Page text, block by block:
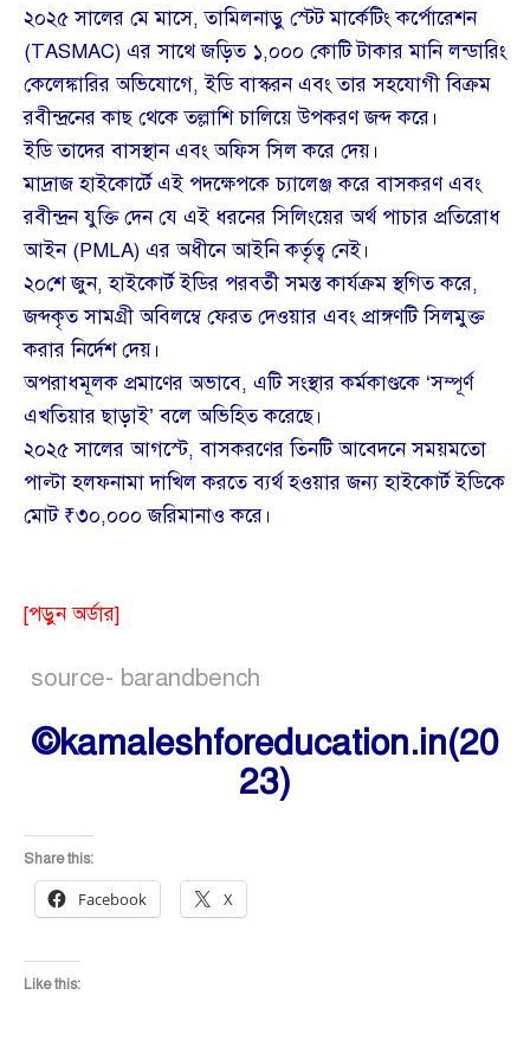
২০২৫ সালের মে মাসে, তামিলনাড়ু স্টেট মার্কেটিং কর্পোরেশন
(TASMAC) এর সাথে জড়িত ১,০০০ কোটি টাকার মানি লন্ডারিং
কেলেঙ্কারির অভিযোগে, ইডি বাস্করন এবং তার সহযোগী বিক্রম
রবীন্দ্রনের কাছ থেকে তল্লাশি চালিয়ে উপকরণ জব্দ করে।
ইডি তাদের বাসস্থান এবং অফিস সিল করে দেয়।
মাদ্রাজ হাইকোর্টে এই পদক্ষেপকে চ্যালেঞ্জ করে বাসকরণ এবং
রবীন্দ্রন যুক্তি দেন যে এই ধরনের সিলিংয়ের অর্থ পাচার প্রতিরোধ
আইন (PMLA) এর অধীনে আইনি কর্তৃত্ব নেই।
২০শে জুন, হাইকোর্ট ইডির পরবর্তী সমস্ত কার্যক্রম স্থগিত করে,
জব্দকৃত সামগ্রী অবিলম্বে ফেরত দেওয়ার এবং প্রাঙ্গণটি সিলমুক্ত
করার নির্দেশ দেয়।
অপরাধমূলক প্রমাণের অভাবে, এটি সংস্থার কর্মকাণ্ডকে ‘সম্পূর্ণ
এখতিয়ার ছাড়াই’ বলে অভিহিত করেছে।
২০২৫ সালের আগস্টে, বাসকরণের তিনটি আবেদনে সময়মতো
পাল্টা হলফনামা দাখিল করতে ব্যর্থ হওয়ার জন্য হাইকোর্ট ইডিকে
মোট ₹৩০,০০০ জরিমানাও করে।
[পড়ুন অর্ডার]
source- barandbench
©kamaleshforeducation.in(20
23)
Share this:
Facebook X
Like this: